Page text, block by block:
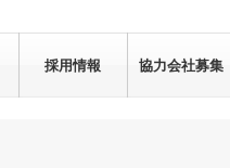
採用情報 協力会社募集